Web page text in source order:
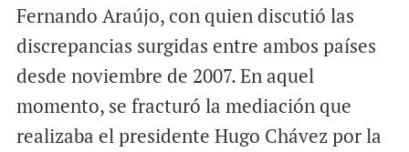
Fernando Araújo, con quien discutió las
discrepancias surgidas entre ambos países
desde noviembre de 2007. En aquel
momento, se fracturó la mediación que
realizaba el presidente Hugo Chávez por la